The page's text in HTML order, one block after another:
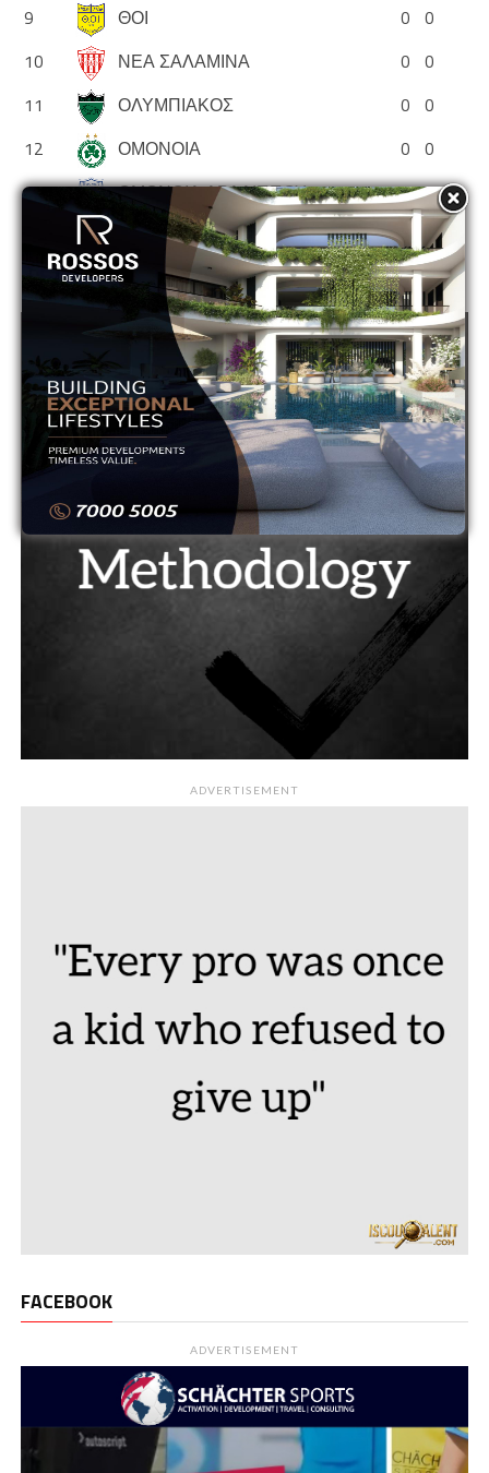
9 ΘΟΙ 0 0
10
ΝΕΑ ΣΑΛΑΜΙΝΑ 0 0
11
ΟΛΥΜΠΙΑΚΟΣ 0 0
12
ΟΜΟΝΟΙΑ 0 0
13
ΟΜΟΝΟΙΑ ΑΡΑΔΙΠΠΟΥ 0 0
ΠΑΦΟΣ 0 0
ADVERTISEMENT
ADVERTISEMENT
FACEBOOK
ADVERTISEMENT